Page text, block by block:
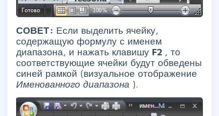
СОВЕТ: Если выделить ячейку,
содержащую формулу с именем
диапазона, и нажать клавишу F2 , то
соответствующие ячейки будут обведены
синей рамкой (визуальное отображение
Именованного диапазона ).